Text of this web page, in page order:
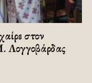
στον
Λογγοβάρδας